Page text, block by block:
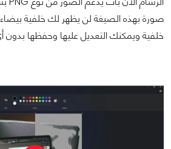
صورة بهذه الصيغة لن يظهر لك خلفية
خلفية ويمكنك التعديل عليها وحفظها بدون